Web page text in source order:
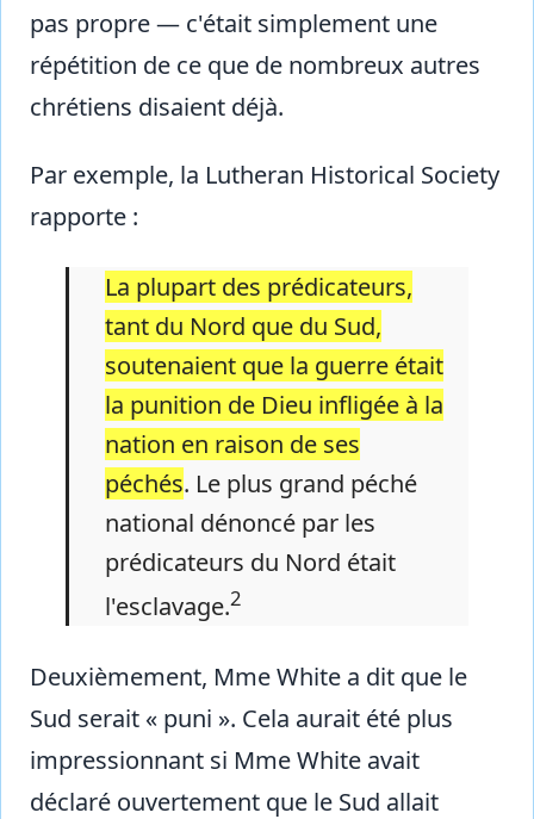
pas propre — c'était simplement une
répétition de ce que de nombreux autres
chrétiens disaient déjà.
Par exemple, la Lutheran Historical Society
rapporte :
La plupart des prédicateurs,
tant du Nord que du Sud,
soutenaient que la guerre était
la punition de Dieu infligée à la
nation en raison de ses
péchés. Le plus grand péché
national dénoncé par les
prédicateurs du Nord était
l'esclavage.2
Deuxièmement, Mme White a dit que le
Sud serait « puni ». Cela aurait été plus
impressionnant si Mme White avait
déclaré ouvertement que le Sud allait